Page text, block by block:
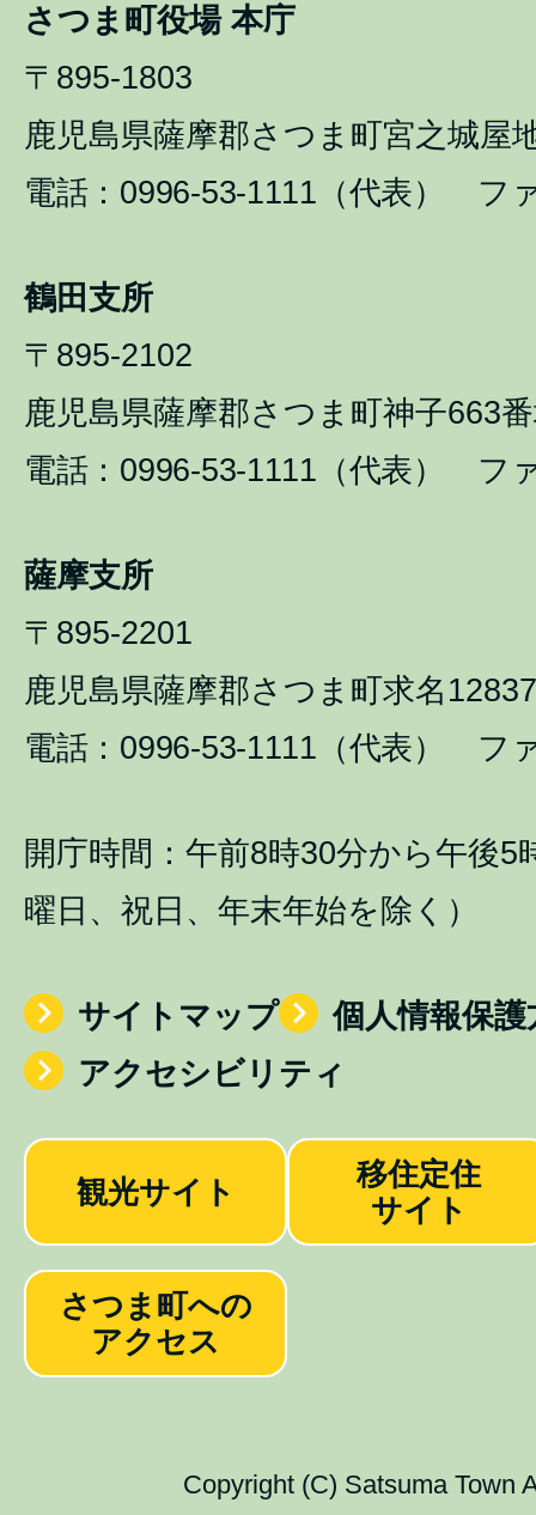
さつま町役場 本庁
〒895-1803
鹿児島県薩摩郡さつま町宮之城屋
電話：0996-53-1111（代表） フ
鶴田支所
〒895-2102
鹿児島県薩摩郡さつま町神子663
電話：0996-53-1111（代表） フ
薩摩支所
〒895-2201
鹿児島県薩摩郡さつま町求名
電話：0996-53-1111（代表） フ
開庁時間：午前8時30分から午後5
曜日、祝日、年末年始を除く）
サイトマップ
個人情報保護
アクセシビリティ
観光サイト
移住定住
サイト
さつま町への
アクセス
Copyright (C) Satsuma Town